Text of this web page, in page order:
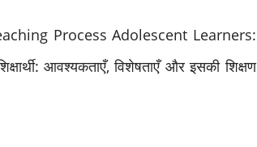
Process Adolescent Learners:
आवश्यकताएँ, विशेषताएँ और इसकी शिक्षण